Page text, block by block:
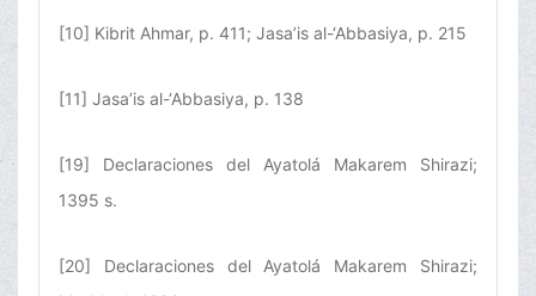
[10] Kibrit Ahmar, p. 411; Jasa’is al-‘Abbasiya, p. 215
[11] Jasa’is al-‘Abbasiya, p. 138
[19] Declaraciones del Ayatolá Makarem Shirazi;
1395 s.
[20] Declaraciones del Ayatolá Makarem Shirazi;